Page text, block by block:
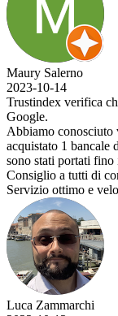
Maury Salerno
2023-10-14
Trustindex verifica
Google.
Abbiamo conosciuto
acquistato 1 bancale
sono stati portati fino
Consiglio a tutti di
Servizio ottimo e
Luca Zammarchi